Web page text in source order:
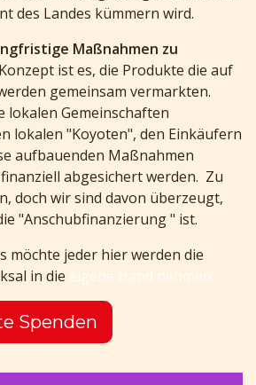
des Landes kümmern wird.
Maßnahmen zu
ist es, die Produkte die auf
gemeinsam vermarkten.
lokalen Gemeinschaften
lokalen "Koyoten", den Einkäufern
aufbauenden Maßnahmen
abgesichert werden. Zu
doch wir sind davon überzeugt,
"Anschubfinanzierung " ist.
möchte jeder hier werden die
in die eigene Hand nehmen.
Spenden